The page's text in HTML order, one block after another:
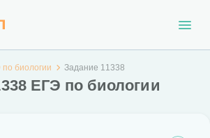
по биологии Задание 11338
ЕГЭ по биологии